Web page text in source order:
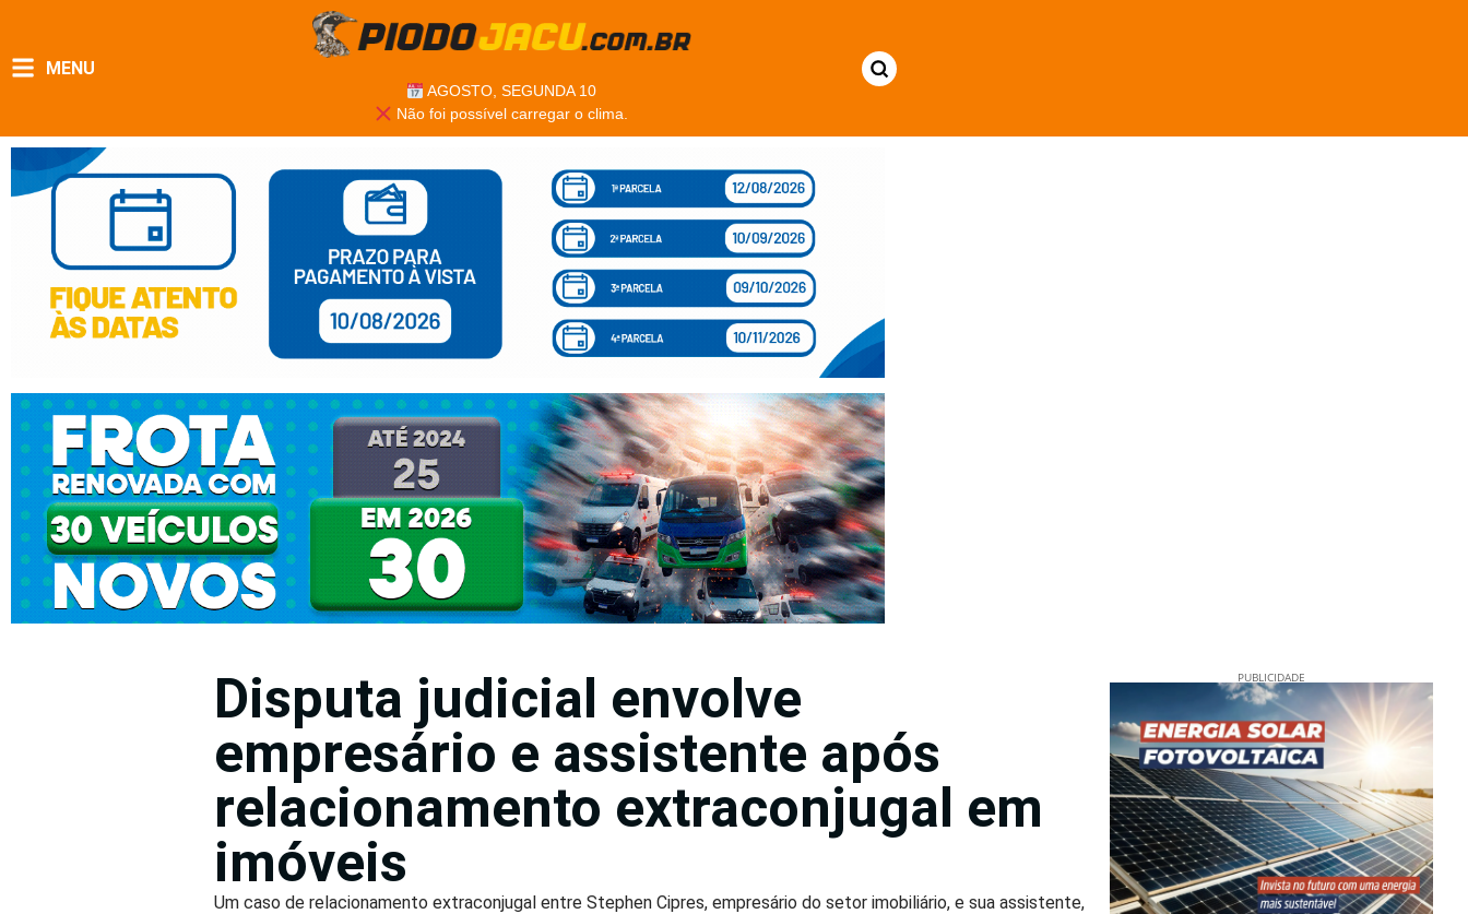
MENU
AGOSTO, SEGUNDA 10
Não foi possível carregar o clima.
Disputa judicial envolve
empresário e assistente após
relacionamento extraconjugal em
imóveis
Um caso de relacionamento extraconjugal entre Stephen Cipres, empresário do setor imobiliário, e sua assistente,
PUBLICIDADE